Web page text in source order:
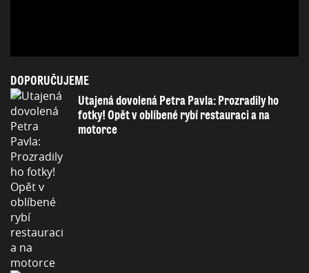
DOPORUČUJEME
Utajená dovolená Petra Pavla: Prozradily ho
fotky! Opět v oblíbené rybí restauraci a na
motorce